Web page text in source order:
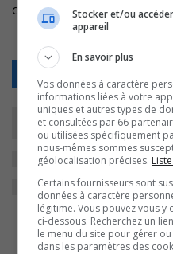
de septembre.Stocker et/ou
appareil
En savoir plus
Vos données à caractère
informations liées à votre
uniques et autres types de
et consultées par 66
ou utilisées spécifiquement
nous-mêmes sommes
géolocalisation précises.
Certains fournisseurs sont
données à caractère
légitime. Vous pouvez vous
ci-dessous. Recherchez un
le menu du site pour gérer
dans les paramètres des